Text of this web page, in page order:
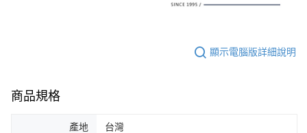
顯示電腦版詳細說明
商品規格
產地 台灣